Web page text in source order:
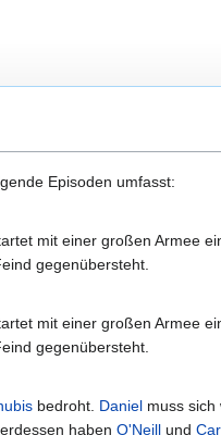
Episoden umfasst:
mit einer großen Armee
gegenübersteht.
mit einer großen Armee
gegenübersteht.
bedroht. Daniel muss
habenO'Neill und